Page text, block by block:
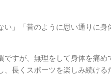
い」「昔のように思い通りに
すが、無理をして身体を痛
長くスポーツを楽しみ続け